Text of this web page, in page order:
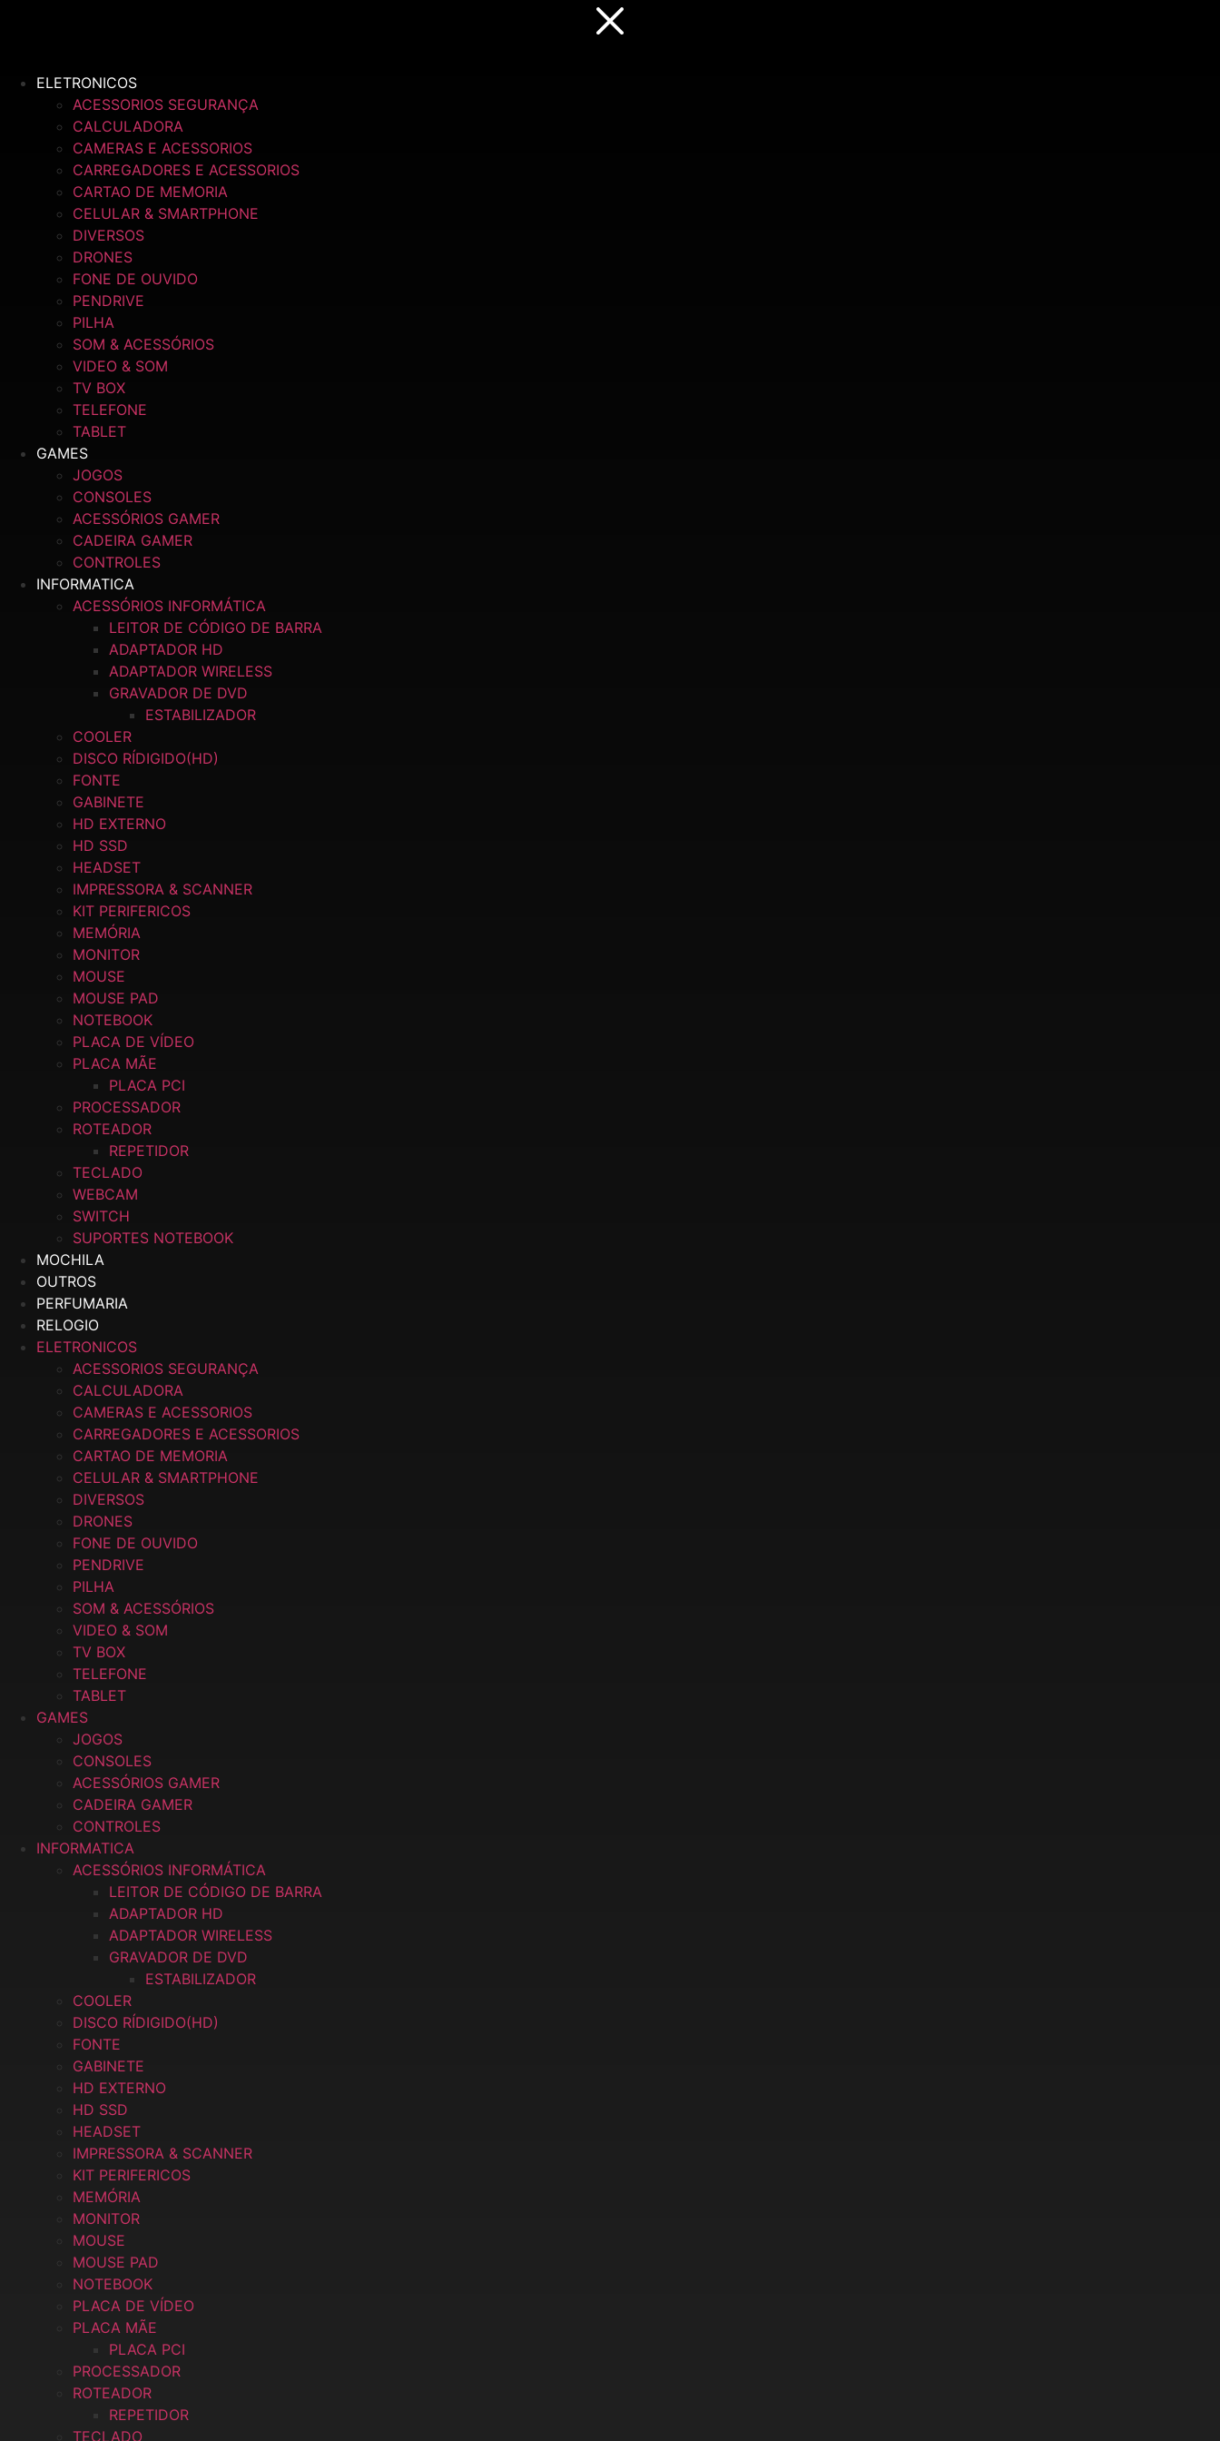
conteúdoELETRONICOS
ACESSORIOS SEGURANÇA
CALCULADORA
CAMERAS E ACESSORIOS
CARREGADORES E ACESSORIOS
CARTAO DE MEMORIA
CELULAR & SMARTPHONE
DIVERSOS
DRONES
FONE DE OUVIDO
PENDRIVE
PILHA
SOM & ACESSÓRIOS
VIDEO & SOM
TV BOX
TELEFONE
TABLET
GAMES
JOGOS
CONSOLES
ACESSÓRIOS GAMER
CADEIRA GAMER
CONTROLES
INFORMATICA
ACESSÓRIOS INFORMÁTICA
LEITOR DE CÓDIGO DE BARRA
ADAPTADOR HD
ADAPTADOR WIRELESS
GRAVADOR DE DVD
ESTABILIZADOR
COOLER
DISCO RÍDIGIDO(HD)
FONTE
GABINETE
HD EXTERNO
HD SSD
HEADSET
IMPRESSORA & SCANNER
KIT PERIFERICOS
MEMÓRIA
MONITOR
MOUSE
MOUSE PAD
NOTEBOOK
PLACA DE VÍDEO
PLACA MÃE
PLACA PCI
PROCESSADOR
ROTEADOR
REPETIDOR
TECLADO
WEBCAM
SWITCH
SUPORTES NOTEBOOK
MOCHILA
OUTROS
PERFUMARIA
RELOGIO
ELETRONICOS
ACESSORIOS SEGURANÇA
CALCULADORA
CAMERAS E ACESSORIOS
CARREGADORES E ACESSORIOS
CARTAO DE MEMORIA
CELULAR & SMARTPHONE
DIVERSOS
DRONES
FONE DE OUVIDO
PENDRIVE
PILHA
SOM & ACESSÓRIOS
VIDEO & SOM
TV BOX
TELEFONE
TABLET
GAMES
JOGOS
CONSOLES
ACESSÓRIOS GAMER
CADEIRA GAMER
CONTROLES
INFORMATICA
ACESSÓRIOS INFORMÁTICA
LEITOR DE CÓDIGO DE BARRA
ADAPTADOR HD
ADAPTADOR WIRELESS
GRAVADOR DE DVD
ESTABILIZADOR
COOLER
DISCO RÍDIGIDO(HD)
FONTE
GABINETE
HD EXTERNO
HD SSD
HEADSET
IMPRESSORA & SCANNER
KIT PERIFERICOS
MEMÓRIA
MONITOR
MOUSE
MOUSE PAD
NOTEBOOK
PLACA DE VÍDEO
PLACA MÃE
PLACA PCI
PROCESSADOR
ROTEADOR
REPETIDOR
TECLADO